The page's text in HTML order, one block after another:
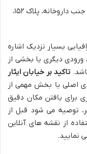
بلوار مرزداران، روبروی خیابان سپهر، جنب داروخانه، پلاک ۱۵۲،
بسیار نزدیک اشاره
بلوار مرزداران، ورودی دیگری یا بخشی از
تاکید بر خیابان ایثار
اصلی یا بخش مهمی از
برای یافتن مکان دقیق
توصیه می شود قبل از
از نقشه های آنلاین
نمایید.